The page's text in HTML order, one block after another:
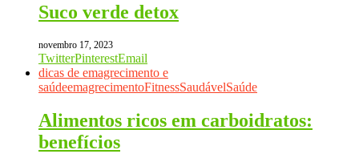
Suco verde detox
novembro 17, 2023
TwitterPinterestEmail
dicas de emagrecimento e
saúdeemagrecimentoFitnessSaudávelSaúde
Alimentos ricos em carboidratos:
benefícios